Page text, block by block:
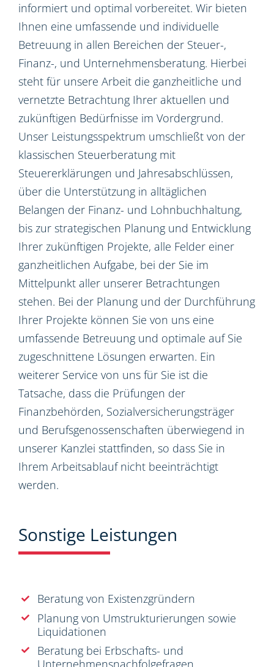
informiert und optimal vorbereitet. Wir bieten
Ihnen eine umfassende und individuelle
Betreuung in allen Bereichen der Steuer-,
Finanz-, und Unternehmensberatung. Hierbei
steht für unsere Arbeit die ganzheitliche und
vernetzte Betrachtung Ihrer aktuellen und
zukünftigen Bedürfnisse im Vordergrund.
Unser Leistungsspektrum umschließt von der
klassischen Steuerberatung mit
Steuererklärungen und Jahresabschlüssen,
über die Unterstützung in alltäglichen
Belangen der Finanz- und Lohnbuchhaltung,
bis zur strategischen Planung und Entwicklung
Ihrer zukünftigen Projekte, alle Felder einer
ganzheitlichen Aufgabe, bei der Sie im
Mittelpunkt aller unserer Betrachtungen
stehen. Bei der Planung und der Durchführung
Ihrer Projekte können Sie von uns eine
umfassende Betreuung und optimale auf Sie
zugeschnittene Lösungen erwarten. Ein
weiterer Service von uns für Sie ist die
Tatsache, dass die Prüfungen der
Finanzbehörden, Sozialversicherungsträger
und Berufsgenossenschaften überwiegend in
unserer Kanzlei stattfinden, so dass Sie in
Ihrem Arbeitsablauf nicht beeinträchtigt
werden.
Sonstige Leistungen
Beratung von Existenzgründern
Planung von Umstrukturierungen sowie
Liquidationen
Beratung bei Erbschafts- und
Unternehmensnachfolgefragen